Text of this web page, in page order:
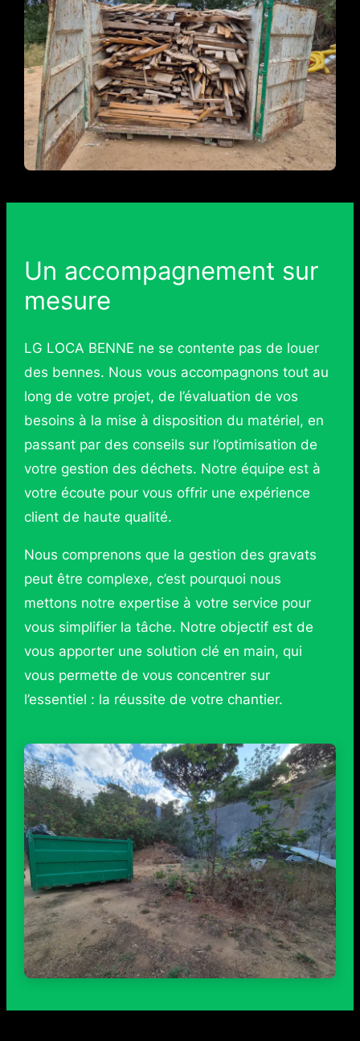
Un accompagnement sur
mesure
LG LOCA BENNE ne se contente pas de louer
des bennes. Nous vous accompagnons tout au
long de votre projet, de l’évaluation de vos
besoins à la mise à disposition du matériel, en
passant par des conseils sur l’optimisation de
votre gestion des déchets. Notre équipe est à
votre écoute pour vous offrir une expérience
client de haute qualité.
Nous comprenons que la gestion des gravats
peut être complexe, c’est pourquoi nous
mettons notre expertise à votre service pour
vous simplifier la tâche. Notre objectif est de
vous apporter une solution clé en main, qui
vous permette de vous concentrer sur
l’essentiel : la réussite de votre chantier.